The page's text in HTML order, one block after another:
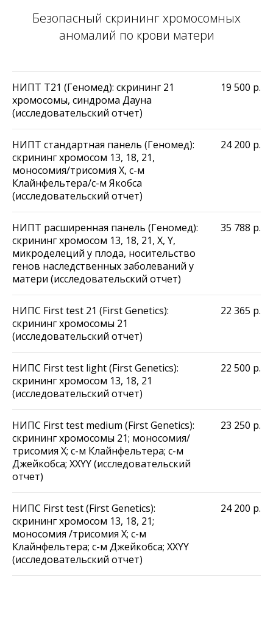
Безопасный скрининг хромосомных
аномалий по крови матери
НИПТ Т21 (Геномед): скрининг 21
хромосомы, синдрома Дауна
(исследовательский отчет)
19 500 р.
НИПТ стандартная панель (Геномед):
скрининг хромосом 13, 18, 21,
моносомия/трисомия X, с-м
Клайнфельтера/с-м Якобса
(исследовательский отчет)
24 200 р.
НИПТ расширенная панель (Геномед):
скрининг хромосом 13, 18, 21, X, Y,
микроделеций у плода, носительство
генов наследственных заболеваний у
матери (исследовательский отчет)
35 788 р.
НИПС First test 21 (First Genetics):
скрининг хромосомы 21
(исследовательский отчет)
22 365 р.
НИПС First test light (First Genetics):
скрининг хромосом 13, 18, 21
(исследовательский отчет)
22 500 р.
НИПС First test medium (First Genetics):
скрининг хромосомы 21; моносомия/
трисомия X; с-м Клайнфельтера; с-м
Джейкобса; XXYY (исследовательский
отчет)
23 250 р.
НИПС First test (First Genetics):
скрининг хромосом 13, 18, 21;
моносомия /трисомия X; с-м
Клайнфельтера; с-м Джейкобса; XXYY
(исследовательский отчет)
24 200 р.